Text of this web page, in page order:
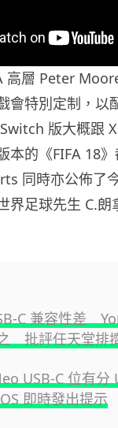
高層 Peter
會特別定制，以
版大概跟
本的《FIFA 18
同時亦公佈了
界足球先生 C.朗
C 兼容性差
批評任天堂排
USB-C 位有分
即時發出提示